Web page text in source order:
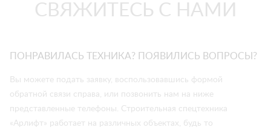
СВЯЖИТЕСЬ С НАМИ
ПОНРАВИЛАСЬ ТЕХНИКА? ПОЯВИЛИСЬ ВОПРОСЫ?
Вы можете подать заявку, воспользовавшись формой
обратной связи справа, или позвонить нам на ниже
представленные телефоны. Строительная спецтехника
«Арлифт» работает на различных объектах, будь то